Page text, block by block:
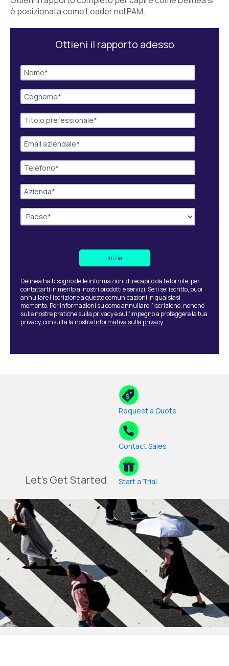
è posizionata come Leader nel PAM.
Ottieni il rapporto adesso
Delinea ha bisogno delle informazioni di recapito da te fornite, per
contattarti in merito ai nostri prodotti e servizi. Se ti sei iscritto, puoi
annullare l'iscrizione a queste comunicazioni in qualsiasi
momento. Per informazioni su come annullare l'iscrizione, nonché
sulle nostre pratiche sulla privacy e sull'impegno a proteggere la tua
privacy, consulta la nostra Informativa sulla privacy.
Let's Get Started
Request a Quote
Contact Sales
Start a Trial